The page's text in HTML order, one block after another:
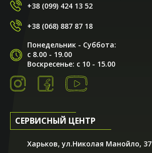
+38 (099) 424 13 52
+38 (068) 887 87 18
Понедельник - Суббота:
с 8.00 - 19.00
Воскресенье: с 10 - 15.00
СЕРВИСНЫЙ ЦЕНТР
Харьков, ул.Николая Манойло, 37